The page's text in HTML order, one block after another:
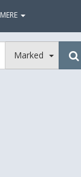
MERE
Marked